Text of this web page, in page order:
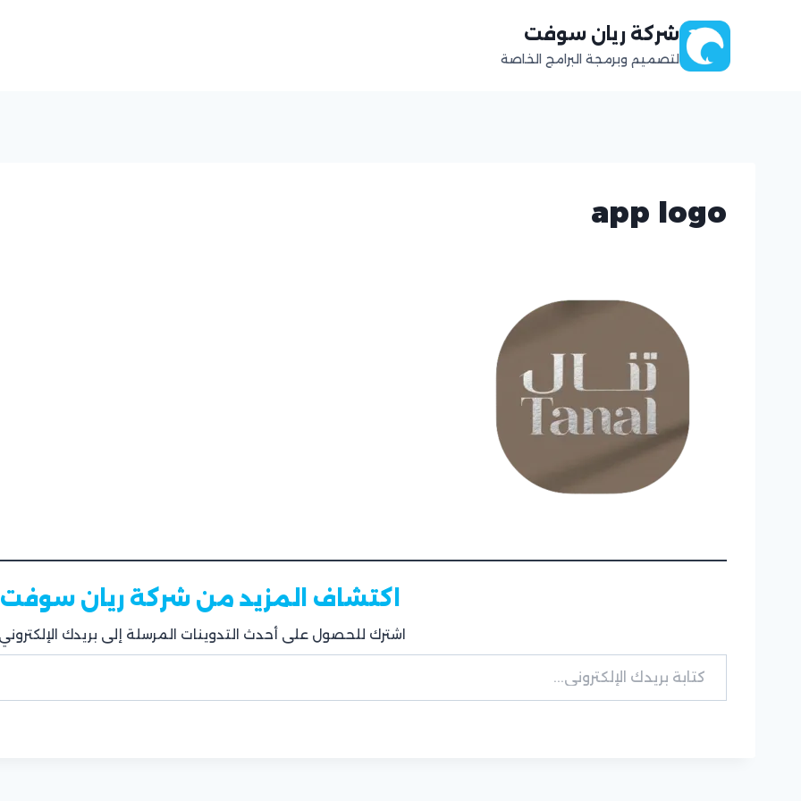
شركة ريان سوفت
لتصميم وبرمجة البرامج الخاصة
app logo
اكتشاف المزيد من شركة ريان سوفت
اشترك للحصول على أحدث التدوينات المرسلة إلى بريدك
كتابة بريدك الإلكتروني...